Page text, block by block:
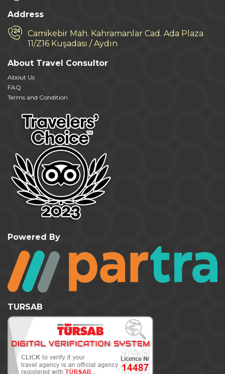
Address
Camikebir Mah. Kahramanlar Cad. Ada Plaza
11/Z16 Kuşadası / Aydın
About Travel Consultor
About Us
FAQ
Terms and Condition
Powered By
TURSAB